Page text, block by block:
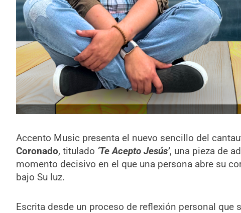
Accento Music presenta el nuevo sencillo del
Coronado, titulado ‘Te Acepto Jesús’, una pieza de
momento decisivo en el que una persona abre su
bajo Su luz.
Escrita desde un proceso de reflexión personal que